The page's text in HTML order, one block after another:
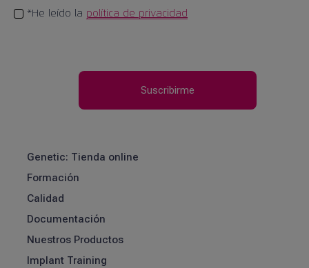
*He leído la política de privacidad
Genetic: Tienda online
Formación
Calidad
Documentación
Nuestros Productos
Implant Training